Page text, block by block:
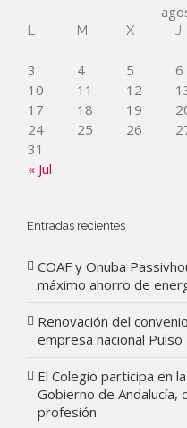
L M X J
« Jul
3
4 5 6
10
11 12
17
18 19
24
25 26
31
Entradas recientes
COAF y Onuba
máximo ahorro de
Renovación del
empresa nacional Pulso
El Colegio participa en
Gobierno de Andalucía,
profesión